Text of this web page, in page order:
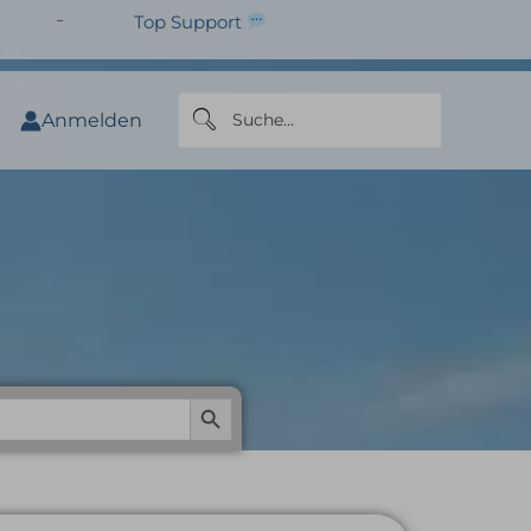
Top Support
Anmelden
Search Button